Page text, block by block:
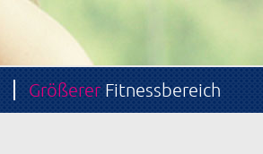
GrößererFitnessbereich